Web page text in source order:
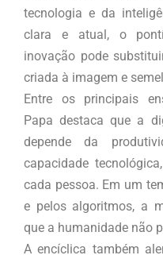
tecnologia e da
clara e atual, o
inovação pode
criada à imagem e
Entre os principais
Papa destaca que a
depende da
capacidade
cada pessoa. Em um
e pelos algoritmos, a
que a humanidade não
A encíclica também